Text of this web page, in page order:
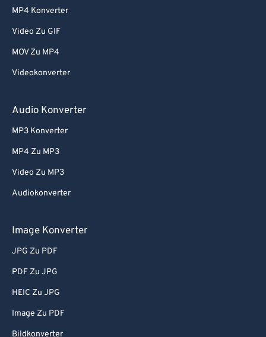
MP4 Konverter
Video Zu GIF
MOV Zu MP4
Videokonverter
Audio Konverter
MP3 Konverter
MP4 Zu MP3
Video Zu MP3
Audiokonverter
Image Konverter
JPG Zu PDF
PDF Zu JPG
HEIC Zu JPG
Image Zu PDF
Bildkonverter